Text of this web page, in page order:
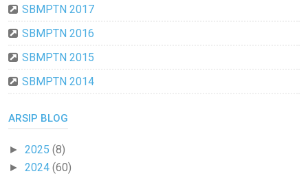
SBMPTN 2017
SBMPTN 2016
SBMPTN 2015
SBMPTN 2014
ARSIP BLOG
► 2025 (8)
► 2024 (60)